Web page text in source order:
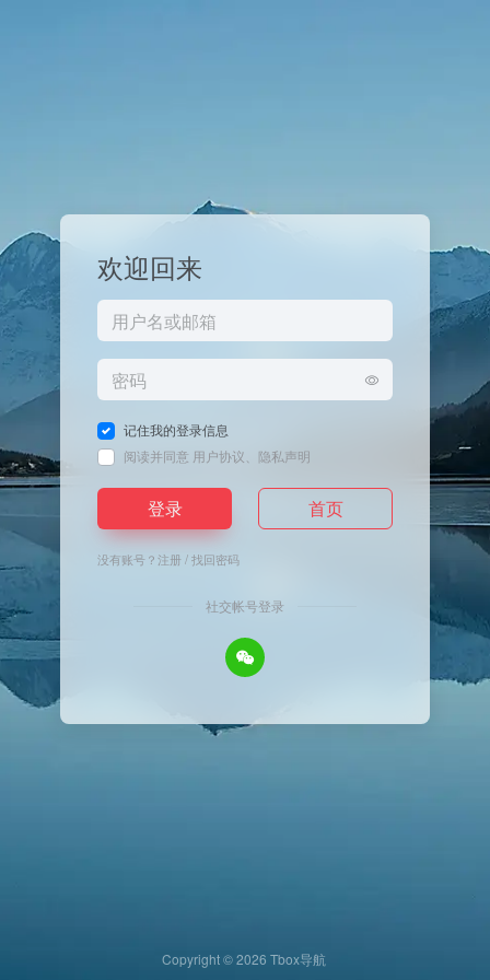
欢迎回来
记住我的登录信息
阅读并同意 用户协议 隐私声明
登录 首页
没有账号？注册/找回密码
社交帐号登录
Copyright © 2026 Tbox导航